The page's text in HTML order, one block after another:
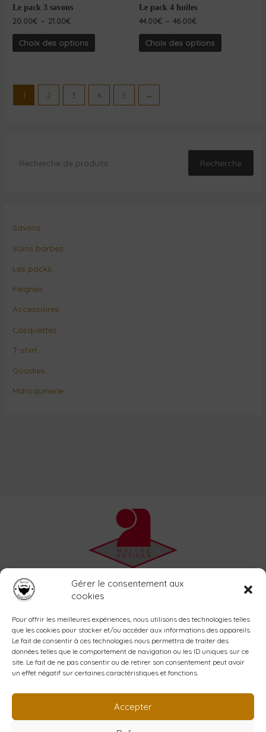
Gérer le consentement aux
cookies
Pour offrir les meilleures expériences, nous utilisons des technologies telles
que les cookies pour stocker et/ou accéder aux informations des appareils.
Le fait de consentir à ces technologies nous permettra de traiter des
données telles que le comportement de navigation ou les ID uniques sur ce
site. Le fait de ne pas consentir ou de retirer son consentement peut avoir
un effet négatif sur certaines caractéristiques et fonctions.
Accepter
Recherche
Savons
Soins barbes
Les packs
Peignes
Accessoires
Casquettes
T-shirt
Goodies
Maroquinerie
Le pack 3 savons
20.00€ – 21.00€
Choix des options
Le pack 4 huiles
44.00€ – 46.00€
Choix des options
1 2 3 4 5 →
Accueil
Shop
Blog
Contact
Mon compte
Création YPCOMwww.ypcom.fr